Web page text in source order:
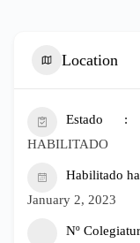
Location
Estado
HABILITADO
Habilitado
January 2, 2023
Nº